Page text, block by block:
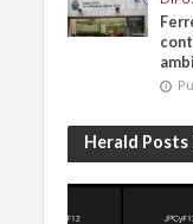
Herald Posts